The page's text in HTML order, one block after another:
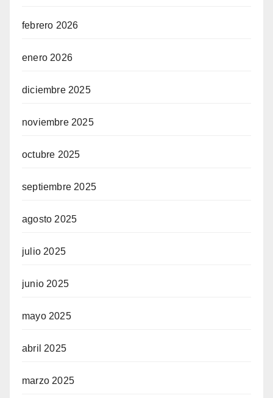
febrero 2026
enero 2026
diciembre 2025
noviembre 2025
octubre 2025
septiembre 2025
agosto 2025
julio 2025
junio 2025
mayo 2025
abril 2025
marzo 2025